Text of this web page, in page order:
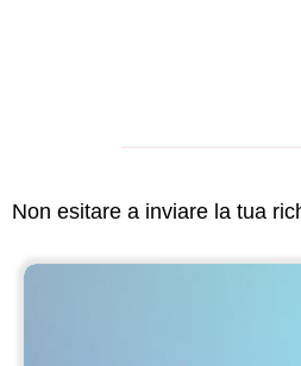
Non esitare a inviare la tua